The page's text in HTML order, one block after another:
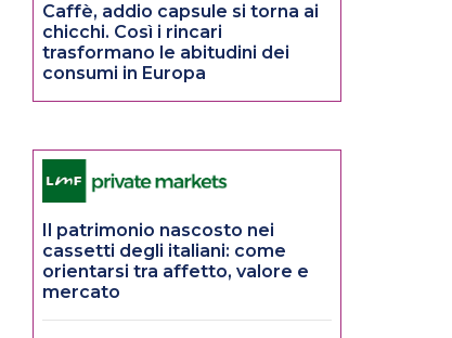
Caffè, addio capsule si torna ai
chicchi. Così i rincari
trasformano le abitudini dei
consumi in Europa
Il patrimonio nascosto nei
cassetti degli italiani: come
orientarsi tra affetto, valore e
mercato